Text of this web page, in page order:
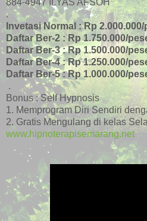
.
Invetasi Normal : Rp
Daftar Ber-2 : Rp 1.750.000/
Daftar Ber-3 : Rp 1.500.000/
Daftar Ber-4 : Rp 1.250.000/
Daftar Ber-5 : Rp 1.000.000/
.
Bonus : Self Hypnosis
1. Memprogram Diri Sendiri
2. Gratis Mengulang di kelas
www.hipnoterapisemarang.net